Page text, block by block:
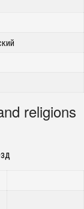
religions